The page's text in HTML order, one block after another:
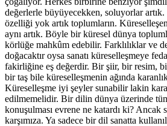
değerlerle büyüyecekken, soluyorlar
özelliği yok artık toplumların.
aynı artık. Böyle bir küresel dünya
körlüğe mahkûm edebilir. Farklılıklar ve
doğacaktır oysa sanatı küreselleşmeye
fakirliğine eş değerdir. Bir şiir, bir resim,
bir taş bile küreselleşmenin ağında
Küreselleşme iyi şeyler sunabilir lakin
edilmemelidir. Bir dilin dünya üzerinde
konuşulması evrene ne katardı ki? Ancak
karşımıza. Ya sadece bir dil sanatta